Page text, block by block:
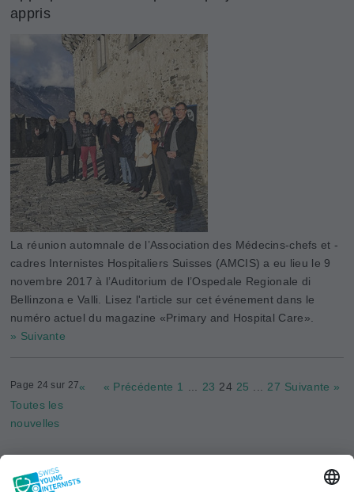
appris
La réunion automnale de l’Association des Médecins-chefs et -
cadres Internistes Hos­pitaliers Suisses (AMCIS) a eu lieu le 9
novembre 2017 à l’Auditorium de l’Ospedale Regionale di
Bellinzona e Valli. Lisez l'article sur cet événement dans le
numéro actuel du magazine «Primary and Hospital Care».
» Suivante
Page 24 sur 27 « Précédente 1 23 24 25 27 Suivante »
«
Toutes les
nouvelles